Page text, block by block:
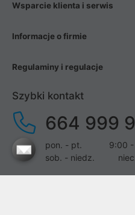
Wsparcie klienta i serwis
Informacje o firmie
Regulaminy i regulacje
Szybki kontakt
664 999
pon. - pt.
9:00 -
sob. - niedz.